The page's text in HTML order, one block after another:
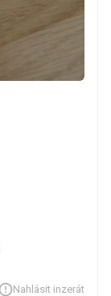
Nahlásit inzerát